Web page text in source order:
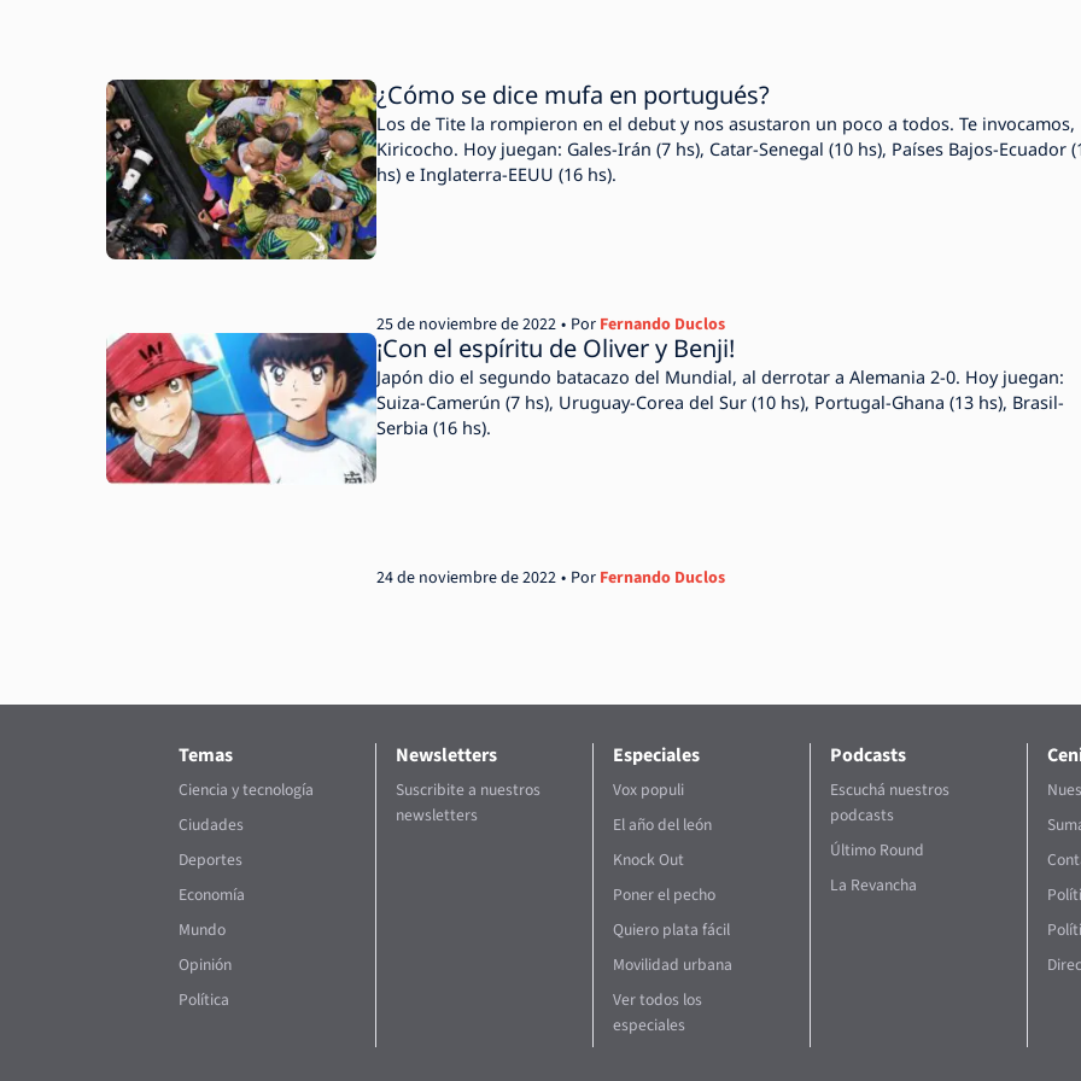
¿Cómo se dice mufa en portugués?
Los de Tite la rompieron en el debut y nos asustaron un poco a todos. Te invocamos,
Kiricocho. Hoy juegan: Gales-Irán (7 hs), Catar-Senegal (10 hs), Países Bajos-Ecuador
hs) e Inglaterra-EEUU (16 hs).
Por Fernando Duclos
25 de noviembre de 2022
¡Con el espíritu de Oliver y Benji!
Japón dio el segundo batacazo del Mundial, al derrotar a Alemania 2-0. Hoy juegan:
Suiza-Camerún (7 hs), Uruguay-Corea del Sur (10 hs), Portugal-Ghana (13 hs), Brasil-
Serbia (16 hs).
Por Fernando Duclos
24 de noviembre de 2022
Temas
Ciencia y tecnología
Ciudades
Deportes
Economía
Mundo
Opinión
Política
Newsletters
Suscribite a nuestros
newsletters
Especiales
Vox populi
El año del león
Knock Out
Poner el pecho
Quiero plata fácil
Movilidad urbana
Ver todos los
especiales
Podcasts
Escuchá nuestros
podcasts
Último Round
La Revancha